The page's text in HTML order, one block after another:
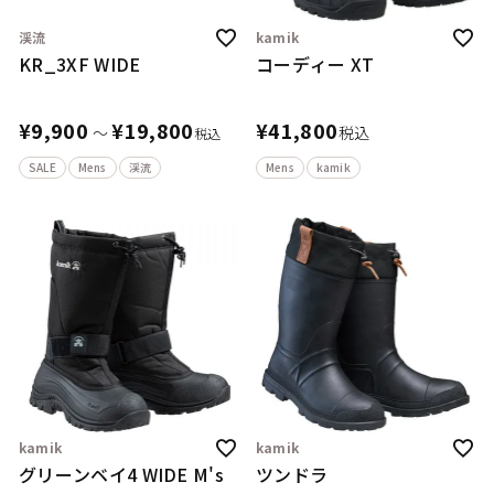
渓流
KR_3XF WIDE
¥9,900 〜¥19,800税込
SALE Mens 渓流
kamik
コーディー XT
¥41,800税込
Mens kamik
kamik
グリーンベイ4 WIDE M's
kamik
ツンドラ